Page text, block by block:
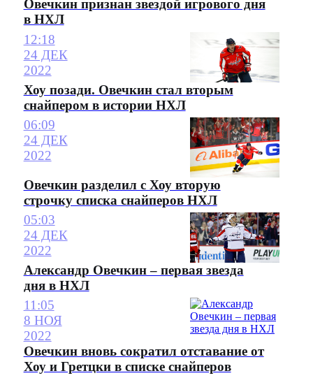
Овечкин признан звездой игрового дня
в НХЛ
12:18
24 ДЕК
2022
Хоу позади. Овечкин стал вторым
снайпером в истории НХЛ
06:09
24 ДЕК
2022
Овечкин разделил с Хоу вторую
строчку списка снайперов НХЛ
05:03
24 ДЕК
2022
Александр Овечкин – первая звезда
дня в НХЛ
11:05
8 НОЯ
2022
Овечкин вновь сократил отставание от
Хоу и Гретцки в списке снайперов